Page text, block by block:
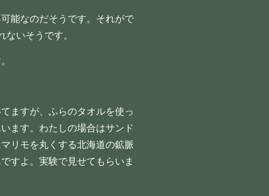
能なのだそうです。それがで
いそうです。
ますが、ふらのタオルを使っ
ます。わたしの場合はサンド
リモを丸くする北海道の鉱脈
すよ。実験で見せてもらいま